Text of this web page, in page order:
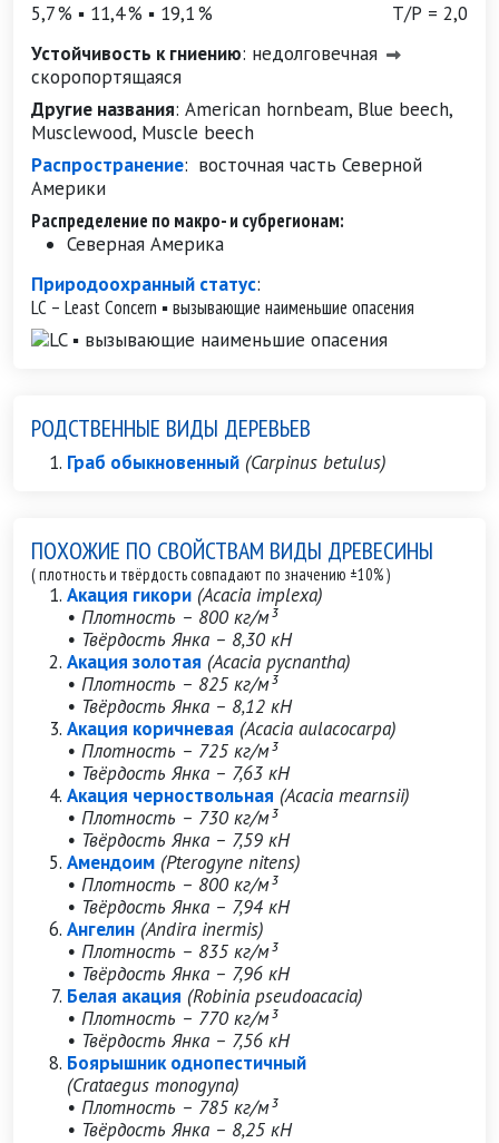
5,7 % ▪ 11,4 % ▪ 19,1 %
Т/Р = 2,0
Устойчивость к гниению: недолговечная
скоропортящаяся
Другие названия: American hornbeam, Blue beech,
Musclewood, Muscle beech
Распространение: восточная часть Северной
Америки
Распределение по макро- и субрегионам:
Северная Америка
Природоохранный статус:
LC – Least Concern ▪ вызывающие наименьшие опасения
РОДСТВЕННЫЕ ВИДЫ ДЕРЕВЬЕВ
Граб обыкновенный (Carpinus betulus)
ПОХОЖИЕ ПО СВОЙСТВАМ ВИДЫ ДРЕВЕСИНЫ
( плотность и твёрдость совпадают по значению ±10% )
Акация гикори (Acacia implexa)
• Плотность – 800 кг/м³
• Твёрдость Янка – 8,30 кН
Акация золотая (Acacia pycnantha)
• Плотность – 825 кг/м³
• Твёрдость Янка – 8,12 кН
Акация коричневая (Acacia aulacocarpa)
• Плотность – 725 кг/м³
• Твёрдость Янка – 7,63 кН
Акация черноствольная (Acacia mearnsii)
• Плотность – 730 кг/м³
• Твёрдость Янка – 7,59 кН
Амендоим (Pterogyne nitens)
• Плотность – 800 кг/м³
• Твёрдость Янка – 7,94 кН
Ангелин (Andira inermis)
• Плотность – 835 кг/м³
• Твёрдость Янка – 7,96 кН
Белая акация (Robinia pseudoacacia)
• Плотность – 770 кг/м³
• Твёрдость Янка – 7,56 кН
Боярышник однопестичный
(Crataegus monogyna)
• Плотность – 785 кг/м³
• Твёрдость Янка – 8,25 кН